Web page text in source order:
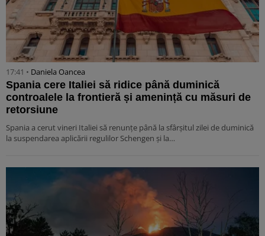
17:41 • Daniela Oancea
Spania cere Italiei să ridice până duminică
controalele la frontieră și amenință cu măsuri de
retorsiune
Spania a cerut vineri Italiei să renunțe până la sfârșitul zilei de duminică
la suspendarea aplicării regulilor Schengen și la…